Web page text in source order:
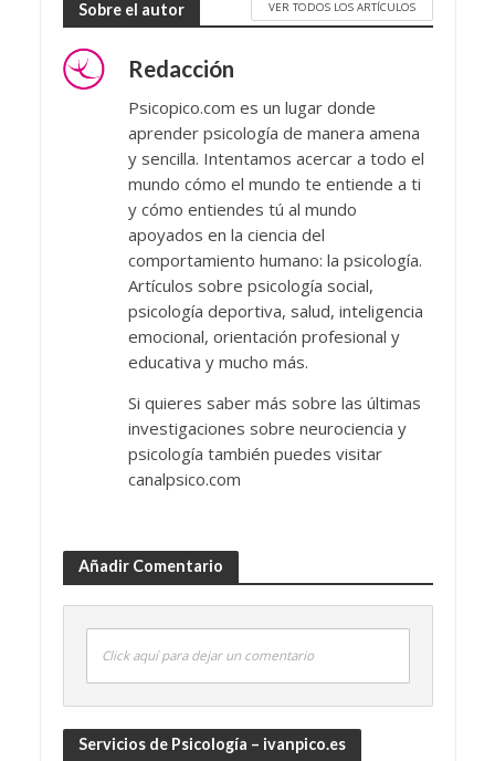
Sobre el autor VER TODOS LOS ARTÍCULOS
Redacción
Psicopico.com es un lugar donde
aprender psicología de manera amena
y sencilla. Intentamos acercar a todo el
mundo cómo el mundo te entiende a ti
y cómo entiendes tú al mundo
apoyados en la ciencia del
comportamiento humano: la psicología.
Artículos sobre psicología social,
psicología deportiva, salud, inteligencia
emocional, orientación profesional y
educativa y mucho más.
Si quieres saber más sobre las últimas
investigaciones sobre neurociencia y
psicología también puedes visitar
canalpsico.com
Añadir Comentario
Click aquí para dejar un comentario
Servicios de Psicología – ivanpico.es